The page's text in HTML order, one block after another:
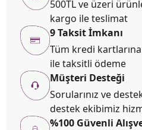
500TL ve üzeri
kargo ile teslimat
9 Taksit İmkanı
Tüm kredi
ile taksitli ödeme
Müşteri Desteği
Sorularınız ve
destek ekibimiz
%100 Güvenli